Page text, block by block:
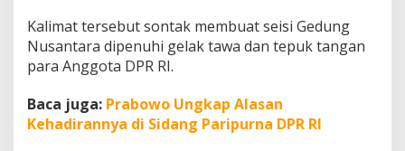
r
d
a
i
P
D
Kalimat tersebut sontak membuat seisi Gedung
Nusantara dipenuhi gelak tawa dan tepuk tangan
para Anggota DPR RI.
Baca juga: Prabowo Ungkap Alasan
Kehadirannya di Sidang Paripurna DPR RI